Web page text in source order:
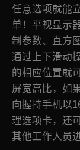
任意选项就能
单！平视显示
制参数、直方
通过上下滑动
的相应位置就
屏宽高比，如
向握持手机以
理选项卡，还
其他工作人员